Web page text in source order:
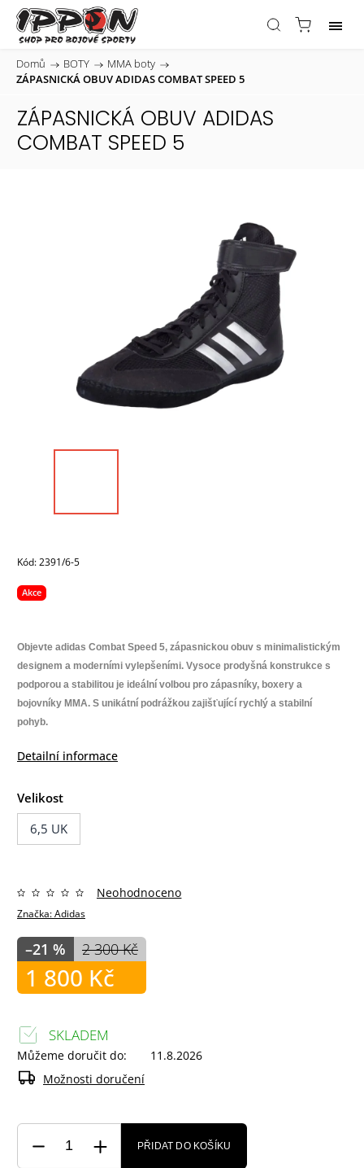
Domů / BOTY / MMA boty /
ZÁPASNICKÁ OBUV ADIDAS COMBAT SPEED 5
ZÁPASNICKÁ OBUV ADIDAS
COMBAT SPEED 5
Kód:2391/6-5
Akce
Objevte adidas Combat Speed 5, zápasnickou obuv s minimalistickým
designem a moderními vylepšeními. Vysoce prodyšná konstrukce s
podporou a stabilitou je ideální volbou pro zápasníky, boxery a
bojovníky MMA. S unikátní podrážkou zajišťující rychlý a stabilní
pohyb.
Detailní informace
Velikost
6,5 UK
Značka:Adidas
Neohodnoceno
2 300 Kč
–21 %
1 800 Kč
SKLADEM
Můžeme doručit do:
11.8.2026
Možnosti doručení
PŘIDAT DO KOŠÍKU